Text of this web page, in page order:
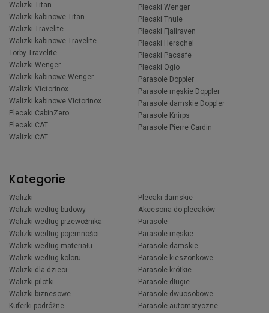
Walizki Titan
Walizki kabinowe Titan
Walizki Travelite
Walizki kabinowe Travelite
Torby Travelite
Walizki Wenger
Walizki kabinowe Wenger
Walizki Victorinox
Walizki kabinowe Victorinox
Plecaki CabinZero
Plecaki CAT
Walizki CAT
Plecaki Wenger
Plecaki Thule
Plecaki Fjallraven
Plecaki Herschel
Plecaki Pacsafe
Plecaki Ogio
Parasole Doppler
Parasole męskie Doppler
Parasole damskie Doppler
Parasole Knirps
Parasole Pierre Cardin
Kategorie
Walizki
Walizki według budowy
Walizki według przewoźnika
Walizki według pojemności
Walizki według materiału
Walizki według koloru
Walizki dla dzieci
Walizki pilotki
Walizki biznesowe
Kuferki podróżne
Plecaki damskie
Akcesoria do plecaków
Parasole
Parasole męskie
Parasole damskie
Parasole kieszonkowe
Parasole krótkie
Parasole długie
Parasole dwuosobowe
Parasole automatyczne